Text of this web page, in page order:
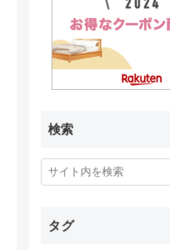
検索
タグ